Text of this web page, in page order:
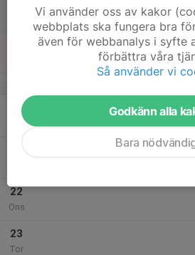
20
Mån
22
Ons
23
Tor
Vi använder oss av kakor
webbplats ska fungera bra
även för webbanalys i syfte
förbättra våra
Så använder vi
Godkänn alla
Bara